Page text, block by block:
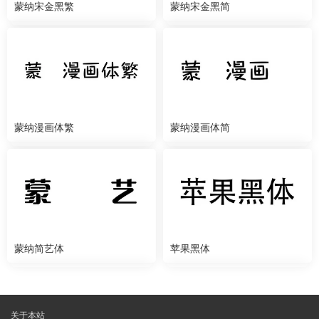
蒙纳宋金黑繁 蒙纳宋金黑简
蒙纳漫画体繁 蒙纳漫画体简
蒙纳简艺体 苹果黑体
关于本站